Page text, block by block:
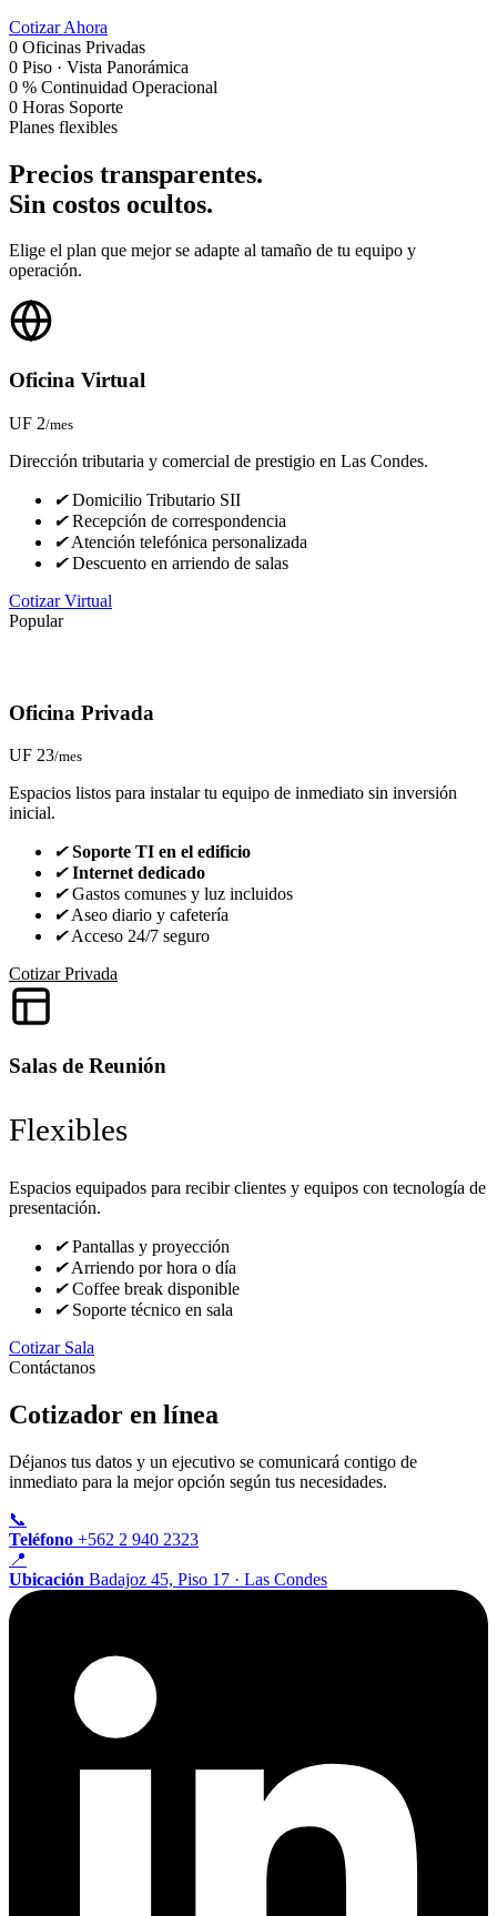
Cotizar Ahora
0 Oficinas Privadas
0 Piso · Vista Panorámica
0 % Continuidad Operacional
0 Horas Soporte
Planes flexibles
Precios transparentes.
Sin costos ocultos.
Elige el plan que mejor se adapte al tamaño de tu equipo y
operación.
Oficina Virtual
UF 2/mes
Dirección tributaria y comercial de prestigio en Las Condes.
✔Domicilio Tributario SII
✔Recepción de correspondencia
✔Atención telefónica personalizada
✔Descuento en arriendo de salas
Cotizar Virtual
Popular
Oficina Privada
UF 23/mes
Espacios listos para instalar tu equipo de inmediato sin inversión
inicial.
✔ Soporte TI en el edificio
✔ Internet dedicado
✔Gastos comunes y luz incluidos
✔Aseo diario y cafetería
✔Acceso 24/7 seguro
Cotizar Privada
Salas de Reunión
Flexibles
Espacios equipados para recibir clientes y equipos con tecnología de
presentación.
✔Pantallas y proyección
✔Arriendo por hora o día
✔Coffee break disponible
✔Soporte técnico en sala
Cotizar Sala
Contáctanos
Cotizador en línea
Déjanos tus datos y un ejecutivo se comunicará contigo de
inmediato para la mejor opción según tus necesidades.
📞
Teléfono +562 2 940 2323
📍
Ubicación Badajoz 45, Piso 17 · Las Condes